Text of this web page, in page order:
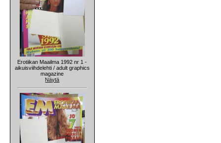
Erotiikan Maailma 1992 nr 1 -
aikuisviihdelehti / adult graphics
magazine
Näytä